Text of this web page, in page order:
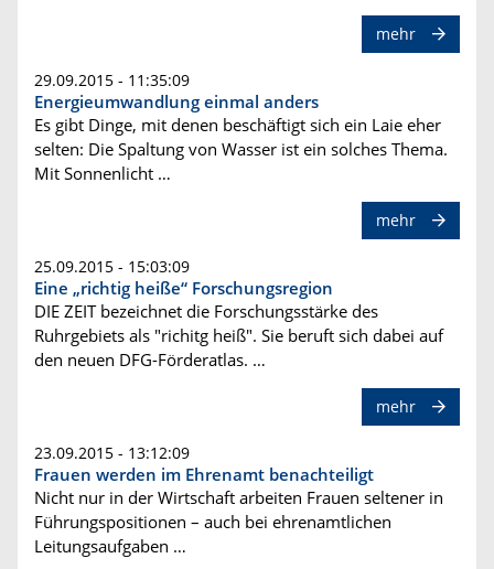
mehr
29.09.2015 - 11:35:09
Energieumwandlung einmal anders
Es gibt Dinge, mit denen beschäftigt sich ein Laie eher
selten: Die Spaltung von Wasser ist ein solches Thema.
Mit Sonnenlicht …
mehr
25.09.2015 - 15:03:09
Eine „richtig heiße“ Forschungsregion
DIE ZEIT bezeichnet die Forschungsstärke des
Ruhrgebiets als "richitg heiß". Sie beruft sich dabei auf
den neuen DFG-Förderatlas. …
mehr
23.09.2015 - 13:12:09
Frauen werden im Ehrenamt benachteiligt
Nicht nur in der Wirtschaft arbeiten Frauen seltener in
Führungspositionen – auch bei ehrenamtlichen
Leitungsaufgaben …